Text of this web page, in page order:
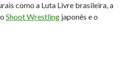
como a Luta Livre brasileira, a
Shoot Wrestling japonês e o